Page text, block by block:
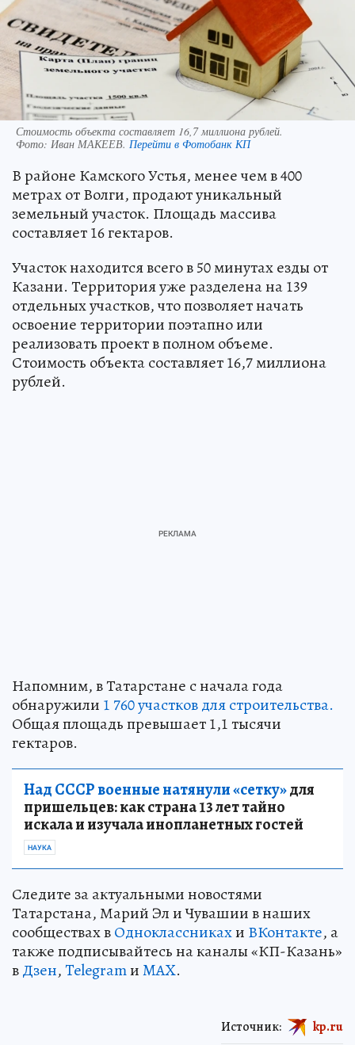
Стоимость объекта составляет 16,7 миллиона рублей.
Фото: Иван МАКЕЕВ. Перейти в Фотобанк КП
В районе Камского Устья, менее чем в 400
метрах от Волги, продают уникальный
земельный участок. Площадь массива
составляет 16 гектаров.
Участок находится всего в 50 минутах езды от
Казани. Территория уже разделена на 139
отдельных участков, что позволяет начать
освоение территории поэтапно или
реализовать проект в полном объеме.
Стоимость объекта составляет 16,7 миллиона
рублей.
Напомним, в Татарстане с начала года
обнаружили 1 760 участков для строительства.
Общая площадь превышает 1,1 тысячи
гектаров.
Над СССР военные натянули «сетку»для
пришельцев: как страна 13 лет тайно
искала и изучала инопланетных гостей
НАУКА
Следите за актуальными новостями
Татарстана, Марий Эл и Чувашии в наших
сообществах вОдноклассникахи ВКонтакте, а
также подписывайтесь на каналы «КП-Казань»
вДзен,TelegramиMAX.
Источник: kp.ru